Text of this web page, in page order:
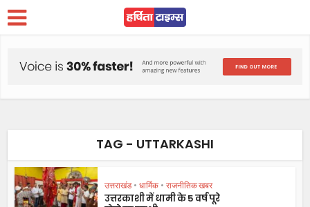
TAG - UTTARKASHI
उत्तराखंड • धार्मिक • राजनीतिक खबर
उत्तरकाशी में धामी के 5 वर्ष पूरे